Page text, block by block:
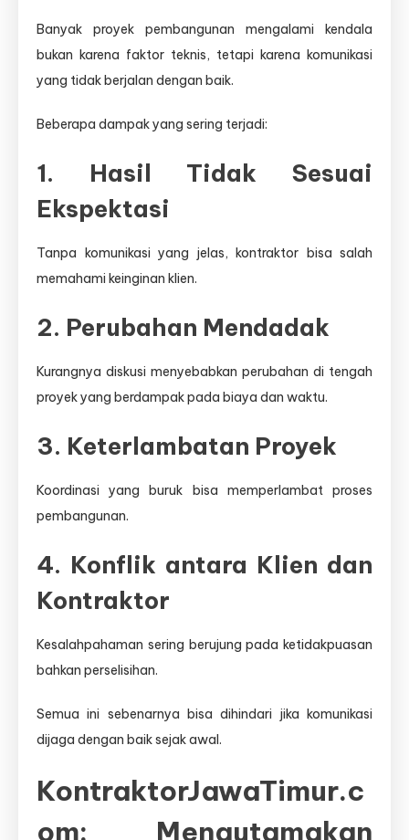
Banyak proyek pembangunan mengalami kendala
bukan karena faktor teknis, tetapi karena komunikasi
yang tidak berjalan dengan baik.
Beberapa dampak yang sering terjadi:
1. Hasil Tidak Sesuai
Ekspektasi
Tanpa komunikasi yang jelas, kontraktor bisa salah
memahami keinginan klien.
2. Perubahan Mendadak
Kurangnya diskusi menyebabkan perubahan di tengah
proyek yang berdampak pada biaya dan waktu.
3. Keterlambatan Proyek
Koordinasi yang buruk bisa memperlambat proses
pembangunan.
4. Konflik antara Klien dan
Kontraktor
Kesalahpahaman sering berujung pada ketidakpuasan
bahkan perselisihan.
Semua ini sebenarnya bisa dihindari jika komunikasi
dijaga dengan baik sejak awal.
KontraktorJawaTimur.c
om: Mengutamakan